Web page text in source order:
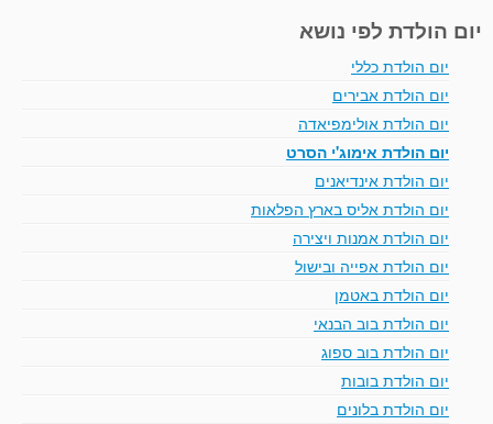
יום הולדת לפי נושא
יום הולדת כללי
יום הולדת אבירים
יום הולדת אולימפיאדה
יום הולדת אימוג'י הסרט
יום הולדת אינדיאנים
יום הולדת אליס בארץ הפלאות
יום הולדת אמנות ויצירה
יום הולדת אפייה ובישול
יום הולדת באטמן
יום הולדת בוב הבנאי
יום הולדת בוב ספוג
יום הולדת בובות
יום הולדת בלונים